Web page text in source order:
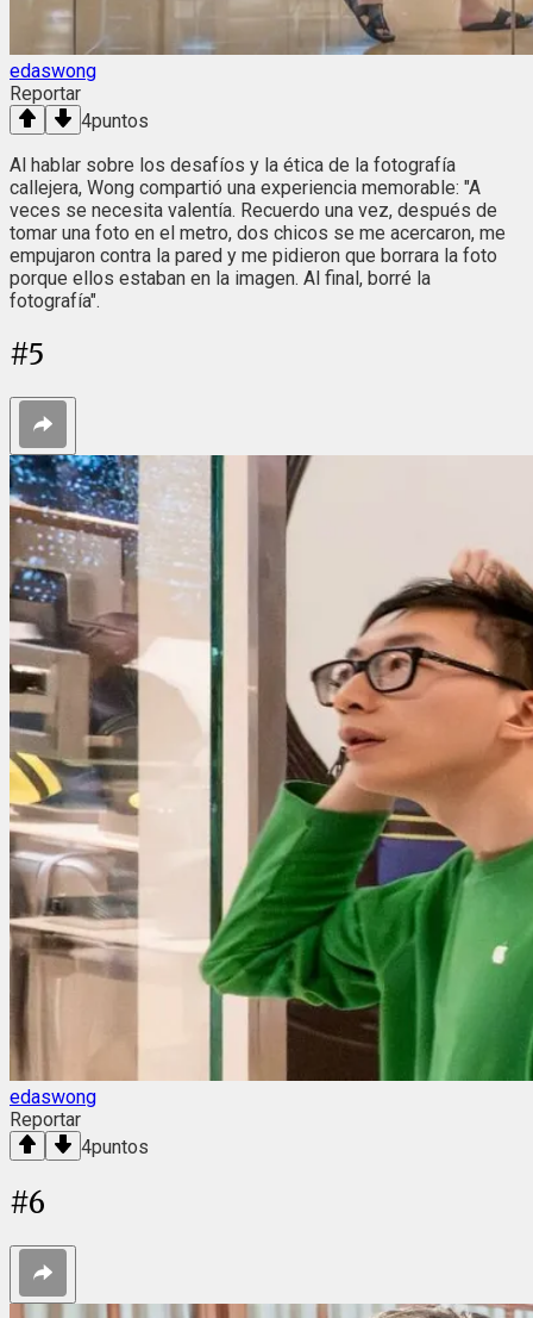
edaswong
Reportar
4puntos
Al hablar sobre los desafíos y la ética de la fotografía
callejera, Wong compartió una experiencia memorable: "A
veces se necesita valentía. Recuerdo una vez, después de
tomar una foto en el metro, dos chicos se me acercaron, me
empujaron contra la pared y me pidieron que borrara la foto
porque ellos estaban en la imagen. Al final, borré la
fotografía".
#5
edaswong
Reportar
4puntos
#6